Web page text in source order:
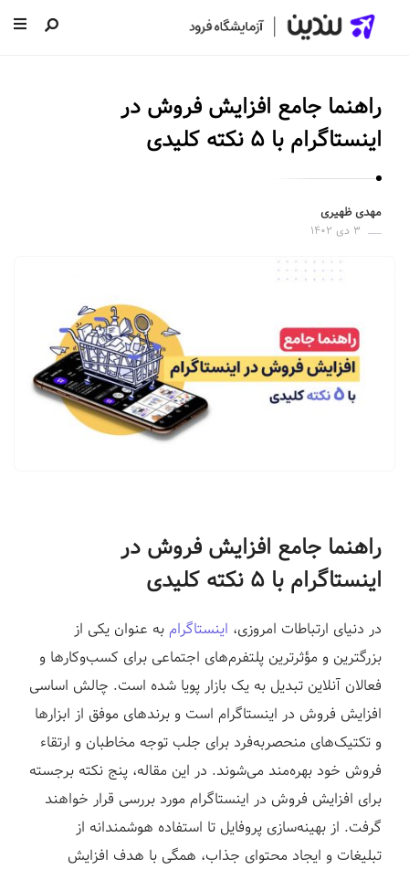
راهنما جامع افزایش فروش در
اینستاگرام با ۵ نکته کلیدی
مهدی ظهیری
۳ دی ۱۴۰۲
راهنما جامع افزایش فروش در
اینستاگرام با ۵ نکته کلیدی
در دنیای ارتباطات امروزی، اینستاگرام به عنوان یکی از
بزرگترین و مؤثرترین پلتفرم‌های اجتماعی برای کسب‌وکارها و
فعالان آنلاین تبدیل به یک بازار پویا شده است. چالش اساسی
افزایش فروش در اینستاگرام است و برندهای موفق از ابزارها
و تکتیک‌های منحصربه‌فرد برای جلب توجه مخاطبان و ارتقاء
فروش خود بهره‌مند می‌شوند. در این مقاله، پنج نکته برجسته
برای افزایش فروش در اینستاگرام مورد بررسی قرار خواهند
گرفت. از بهینه‌سازی پروفایل تا استفاده هوشمندانه از
تبلیغات و ایجاد محتوای جذاب، همگی با هدف افزایش